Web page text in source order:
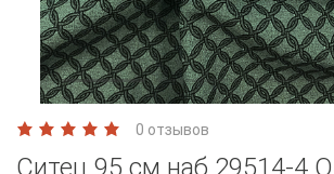
0 отзывов
Ситец 95 см наб 29514-4